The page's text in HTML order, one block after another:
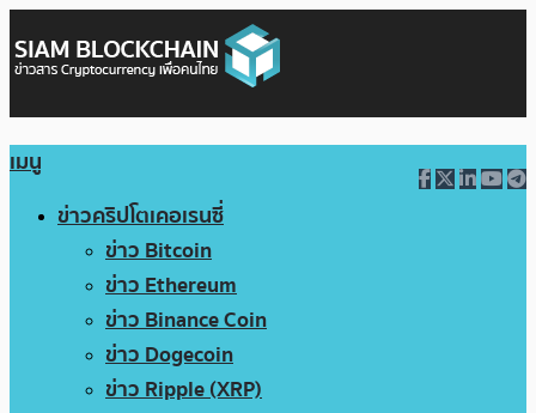
เมนู
ข่าวคริปโตเคอเรนซี่
ข่าว Bitcoin
ข่าว Ethereum
ข่าว Binance Coin
ข่าว Dogecoin
ข่าว Ripple (XRP)